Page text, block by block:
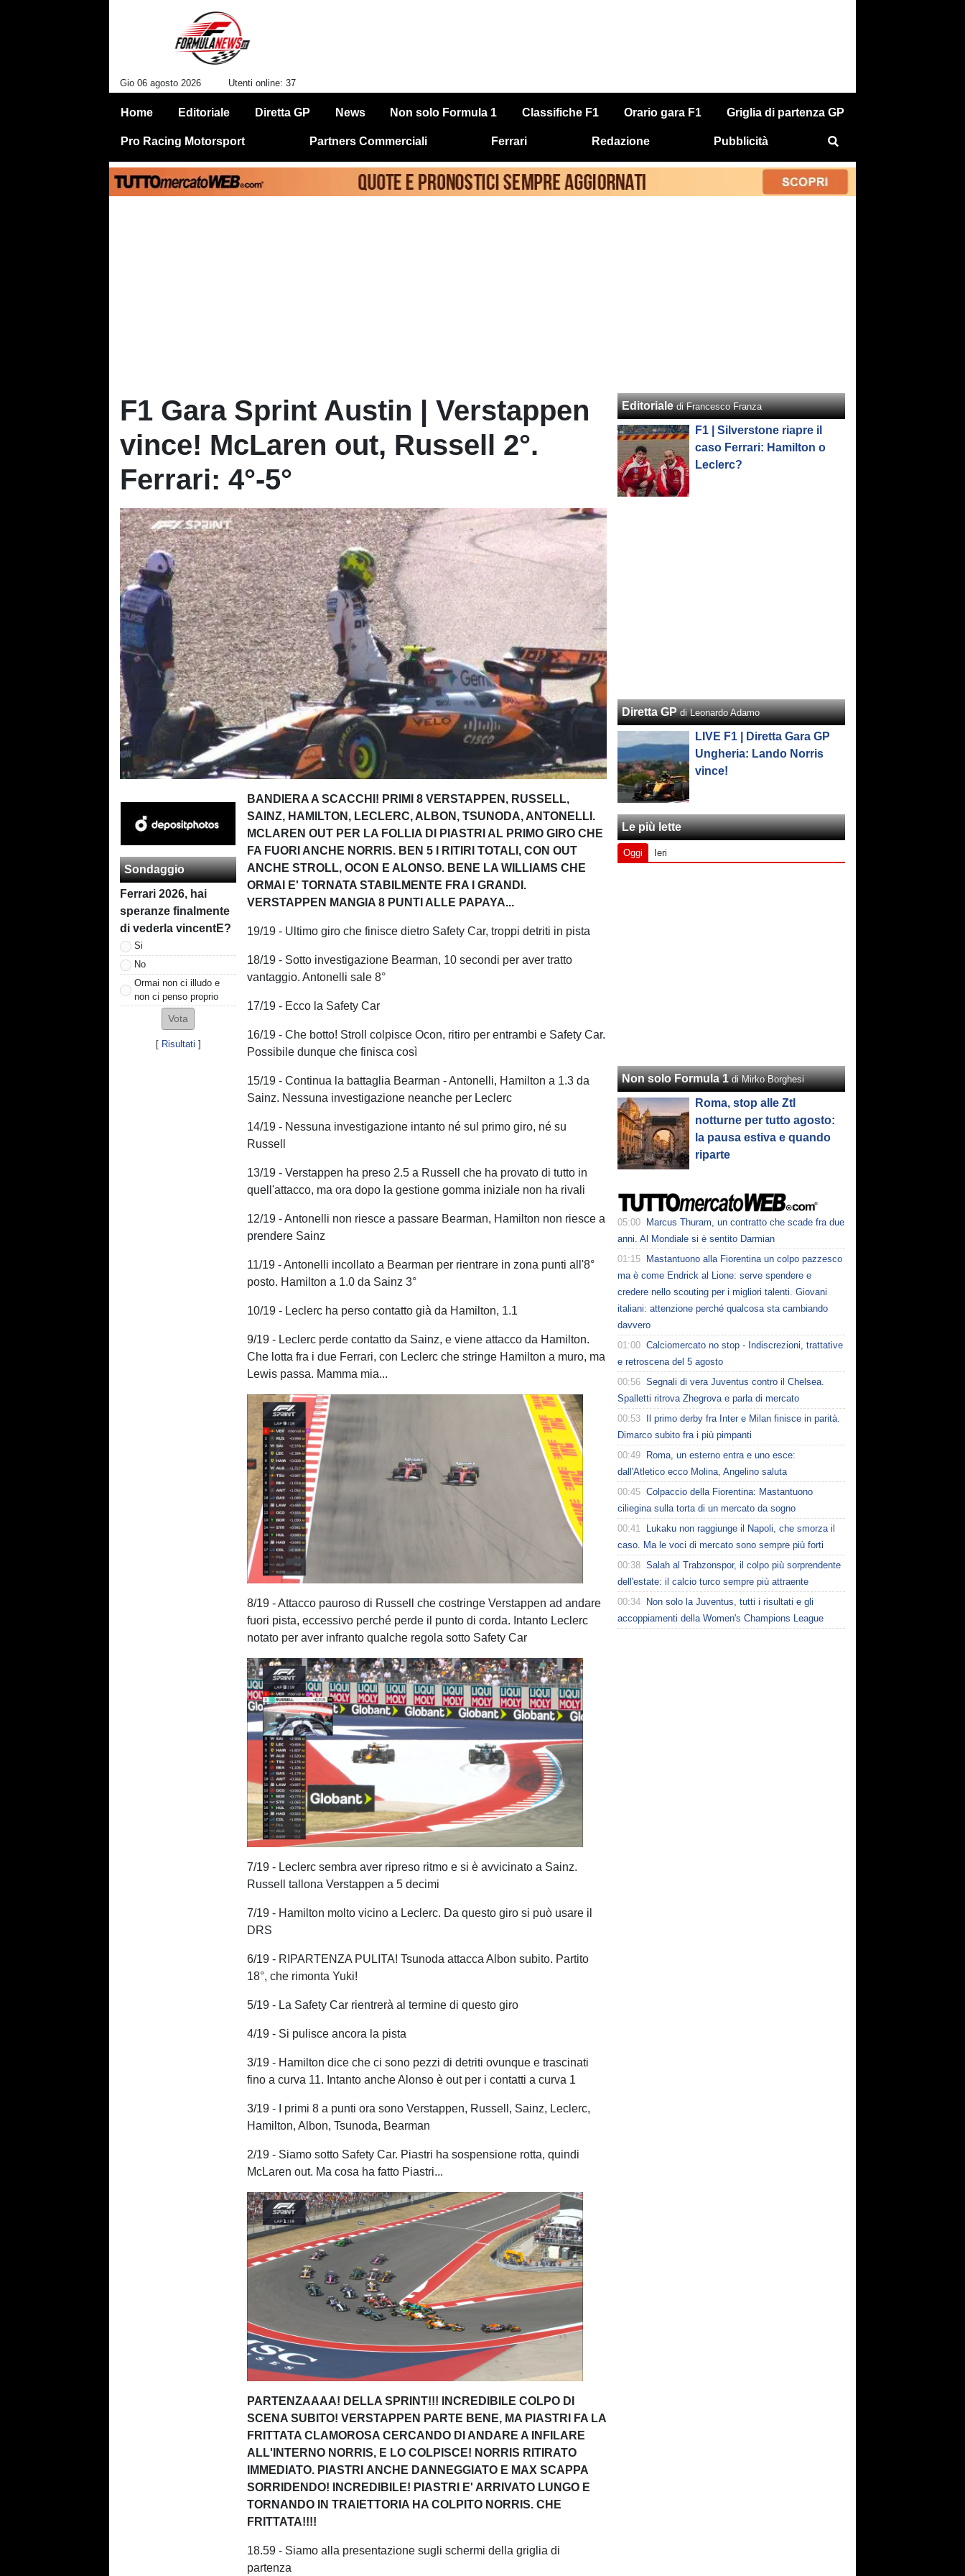
Gio 06 agosto 2026 Utenti online: 37
Home Editoriale Diretta GP News Non solo Formula 1 Classifiche F1 Orario gara F1 Griglia di partenza GP
Pro Racing Motorsport Partners Commerciali Ferrari Redazione Pubblicità
F1 Gara Sprint Austin | Verstappen
vince! McLaren out, Russell 2°.
Ferrari: 4°-5°
Sondaggio
Ferrari 2026, hai
speranze finalmente
di vederla vincentE?
Si
No
Ormai non ci illudo e
non ci penso proprio
[ Risultati ]
BANDIERA A SCACCHI! PRIMI 8 VERSTAPPEN, RUSSELL,
SAINZ, HAMILTON, LECLERC, ALBON, TSUNODA, ANTONELLI.
MCLAREN OUT PER LA FOLLIA DI PIASTRI AL PRIMO GIRO CHE
FA FUORI ANCHE NORRIS. BEN 5 I RITIRI TOTALI, CON OUT
ANCHE STROLL, OCON E ALONSO. BENE LA WILLIAMS CHE
ORMAI E' TORNATA STABILMENTE FRA I GRANDI.
VERSTAPPEN MANGIA 8 PUNTI ALLE PAPAYA...
19/19 - Ultimo giro che finisce dietro Safety Car, troppi detriti in pista
18/19 - Sotto investigazione Bearman, 10 secondi per aver tratto
vantaggio. Antonelli sale 8°
17/19 - Ecco la Safety Car
16/19 - Che botto! Stroll colpisce Ocon, ritiro per entrambi e Safety Car.
Possibile dunque che finisca così
15/19 - Continua la battaglia Bearman - Antonelli, Hamilton a 1.3 da
Sainz. Nessuna investigazione neanche per Leclerc
14/19 - Nessuna investigazione intanto né sul primo giro, né su
Russell
13/19 - Verstappen ha preso 2.5 a Russell che ha provato di tutto in
quell'attacco, ma ora dopo la gestione gomma iniziale non ha rivali
12/19 - Antonelli non riesce a passare Bearman, Hamilton non riesce a
prendere Sainz
11/19 - Antonelli incollato a Bearman per rientrare in zona punti all'8°
posto. Hamilton a 1.0 da Sainz 3°
10/19 - Leclerc ha perso contatto già da Hamilton, 1.1
9/19 - Leclerc perde contatto da Sainz, e viene attacco da Hamilton.
Che lotta fra i due Ferrari, con Leclerc che stringe Hamilton a muro, ma
Lewis passa. Mamma mia...
8/19 - Attacco pauroso di Russell che costringe Verstappen ad andare
fuori pista, eccessivo perché perde il punto di corda. Intanto Leclerc
notato per aver infranto qualche regola sotto Safety Car
7/19 - Leclerc sembra aver ripreso ritmo e si è avvicinato a Sainz.
Russell tallona Verstappen a 5 decimi
7/19 - Hamilton molto vicino a Leclerc. Da questo giro si può usare il
DRS
6/19 - RIPARTENZA PULITA! Tsunoda attacca Albon subito. Partito
18°, che rimonta Yuki!
5/19 - La Safety Car rientrerà al termine di questo giro
4/19 - Si pulisce ancora la pista
3/19 - Hamilton dice che ci sono pezzi di detriti ovunque e trascinati
fino a curva 11. Intanto anche Alonso è out per i contatti a curva 1
3/19 - I primi 8 a punti ora sono Verstappen, Russell, Sainz, Leclerc,
Hamilton, Albon, Tsunoda, Bearman
2/19 - Siamo sotto Safety Car. Piastri ha sospensione rotta, quindi
McLaren out. Ma cosa ha fatto Piastri...
PARTENZAAAA! DELLA SPRINT!!! INCREDIBILE COLPO DI
SCENA SUBITO! VERSTAPPEN PARTE BENE, MA PIASTRI FA LA
FRITTATA CLAMOROSA CERCANDO DI ANDARE A INFILARE
ALL'INTERNO NORRIS, E LO COLPISCE! NORRIS RITIRATO
IMMEDIATO. PIASTRI ANCHE DANNEGGIATO E MAX SCAPPA
SORRIDENDO! INCREDIBILE! PIASTRI E' ARRIVATO LUNGO E
TORNANDO IN TRAIETTORIA HA COLPITO NORRIS. CHE
FRITTATA!!!!
18.59 - Siamo alla presentazione sugli schermi della griglia di
partenza
Editoriale di Francesco Franza
F1 | Silverstone riapre il
caso Ferrari: Hamilton o
Leclerc?
Diretta GP di Leonardo Adamo
LIVE F1 | Diretta Gara GP
Ungheria: Lando Norris
vince!
Le più lette
Oggi Ieri
Non solo Formula 1 di Mirko Borghesi
Roma, stop alle Ztl
notturne per tutto agosto:
la pausa estiva e quando
riparte
05:00
Marcus Thuram, un contratto che scade fra due
anni. Al Mondiale si è sentito Darmian
01:15
Mastantuono alla Fiorentina un colpo pazzesco
ma è come Endrick al Lione: serve spendere e
credere nello scouting per i migliori talenti. Giovani
italiani: attenzione perché qualcosa sta cambiando
davvero
01:00 Calciomercato no stop - Indiscrezioni, trattative
e retroscena del 5 agosto
00:56 Segnali di vera Juventus contro il Chelsea.
Spalletti ritrova Zhegrova e parla di mercato
00:53
Il primo derby fra Inter e Milan finisce in parità.
Dimarco subito fra i più pimpanti
00:49
Roma, un esterno entra e uno esce:
dall'Atletico ecco Molina, Angelino saluta
00:45 Colpaccio della Fiorentina: Mastantuono
ciliegina sulla torta di un mercato da sogno
00:41
Lukaku non raggiunge il Napoli, che smorza il
caso. Ma le voci di mercato sono sempre più forti
00:38 Salah al Trabzonspor, il colpo più sorprendente
dell'estate: il calcio turco sempre più attraente
00:34
Non solo la Juventus, tutti i risultati e gli
accoppiamenti della Women's Champions League